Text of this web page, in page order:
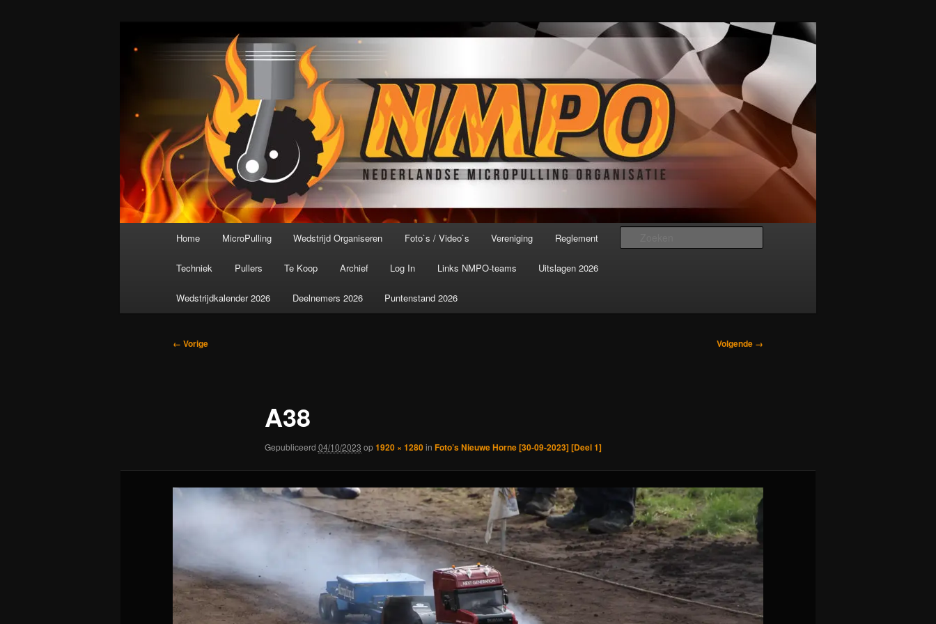
Nederlandse MicroPulling Organisatie
De meest krachtige modelbouwsport ter wereld!
Home MicroPulling Wedstrijd Organiseren Foto`s / Video`s Vereniging Reglement
Techniek Pullers Te Koop Archief Log In Links NMPO-teams Uitslagen 2026
Wedstrijdkalender 2026 Deelnemers 2026 Puntenstand 2026
Afbeeldingsnavigatie
← Vorige Volgende →
A38
Gepubliceerd 04/10/2023 op1920 × 1280in Foto’s Nieuwe Horne [30-09-2023] [Deel 1]